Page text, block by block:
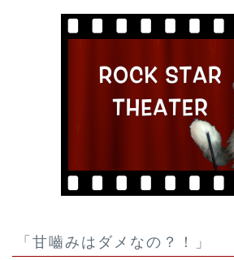
「甘嚙みはダメなの？！」